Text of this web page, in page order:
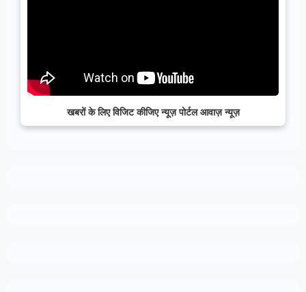
खबरों के लिए विजिट कीजिए न्यूज़ पोर्टल आवाज़ न्यूज़